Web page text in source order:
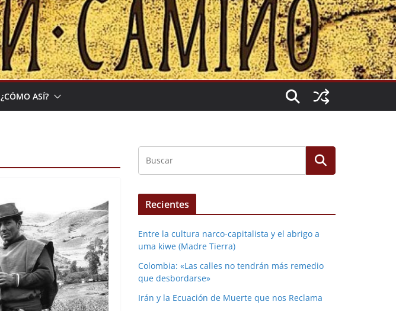
¿CÓMO ASÍ?
Recientes
Entre la cultura narco-capitalista y el abrigo a
uma kiwe (Madre Tierra)
Colombia: «Las calles no tendrán más remedio
que desbordarse»
Irán y la Ecuación de Muerte que nos Reclama